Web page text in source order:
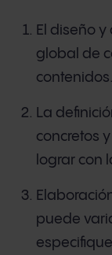
El diseño
global de
contenidos.
La
concretos
lograr con
puede